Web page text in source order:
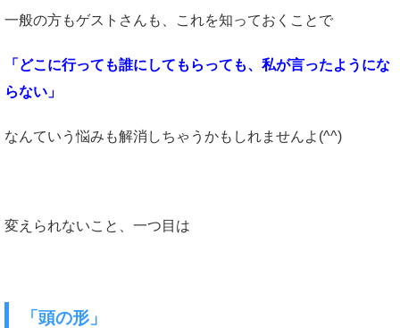
一般の方もゲストさんも、これを知っておくことで
「どこに行っても誰にしてもらっても、私が言ったようにな
らない」
なんていう悩みも解消しちゃうかもしれませんよ(^^)
変えられないこと、一つ目は
「頭の形」